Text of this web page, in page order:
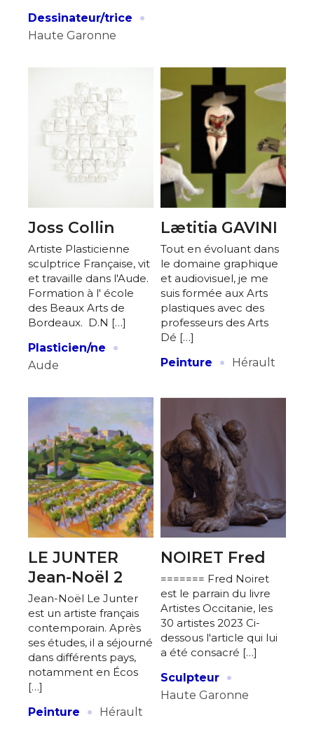
Dessinateur/trice
·
Haute Garonne
Joss Collin
Artiste Plasticienne
sculptrice Française, vit
et travaille dans l'Aude.
Formation à l' école
des Beaux Arts de
Bordeaux. D.N […]
Plasticien/ne
·
Aude
Lætitia GAVINI
Tout en évoluant dans
le domaine graphique
et audiovisuel, je me
suis formée aux Arts
plastiques avec des
professeurs des Arts
Dé […]
Peinture
· Hérault
LE JUNTER
Jean-Noël 2
Jean-Noël Le Junter
est un artiste français
contemporain. Après
ses études, il a séjourné
dans différents pays,
notamment en Écos
[…]
Peinture
· Hérault
NOIRET Fred
======= Fred Noiret
est le parrain du livre
Artistes Occitanie, les
30 artistes 2023 Ci-
dessous l'article qui lui
a été consacré […]
Sculpteur ·
Haute Garonne